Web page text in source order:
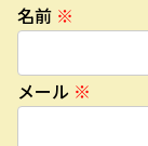
名前 ※
メール ※